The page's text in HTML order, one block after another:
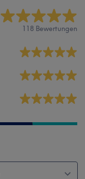
118 Bewertungen